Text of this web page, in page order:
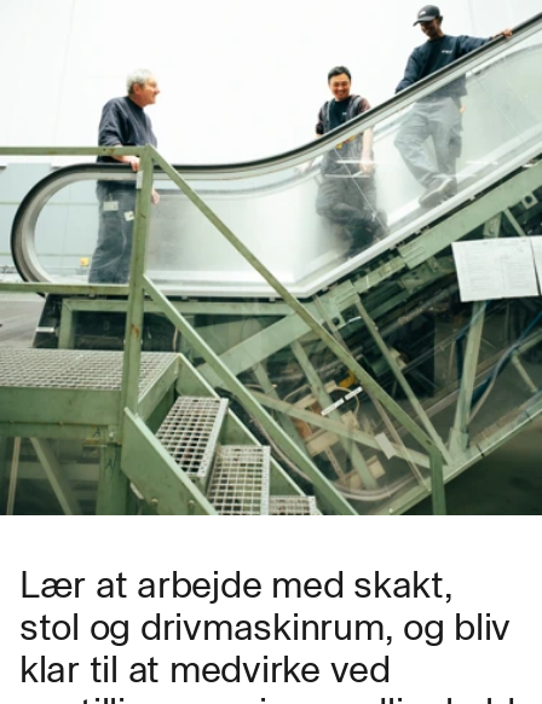
Lær at arbejde med skakt,
stol og drivmaskinrum, og bliv
klar til at medvirke ved